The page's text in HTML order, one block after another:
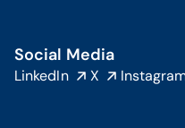
Social Media
LinkedIn X